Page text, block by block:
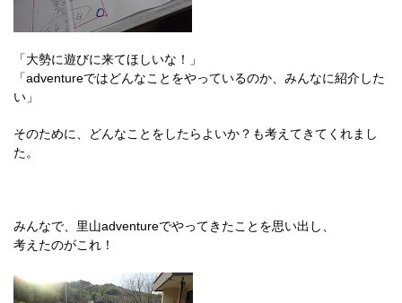
「大勢に遊びに来てほしいな！」
「adventureではどんなことをやっているのか、みんなに紹介した
い」
そのために、どんなことをしたらよいか？も考えてきてくれまし
た。
みんなで、里山adventureでやってきたことを思い出し、
考えたのがこれ！